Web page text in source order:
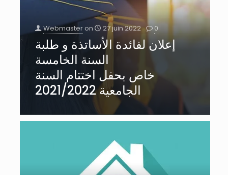
Webmasteron 27 juin 2022 0
إعلان لفائدة الأساتذة و طلبة
السنة الخامسة
خاص بحفل اختتام السنة
الجامعية 2021/2022